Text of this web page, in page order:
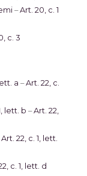
–Art. 20, c. 1
c. 3
a –Art. 22, c.
lett. b –Art. 22,
Art. 22, c. 1, lett.
c. 1, lett. d